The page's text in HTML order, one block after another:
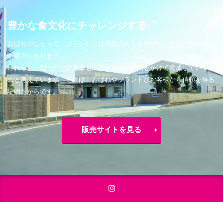
豊かな食文化にチャレンジする。
おばねやにとって、ブランドとは品質の向上をモットーとした信頼関係
の確立にあります 。
これらが一朝一夕に出来るものではなく、時間をかけて育成していくも
のと考えています。それは、おばねやブランドがお客様から信頼を得る
証明だからです。
販売サイトを見る